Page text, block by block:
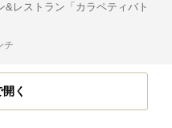
レストラン「カラペティバト
チ
く